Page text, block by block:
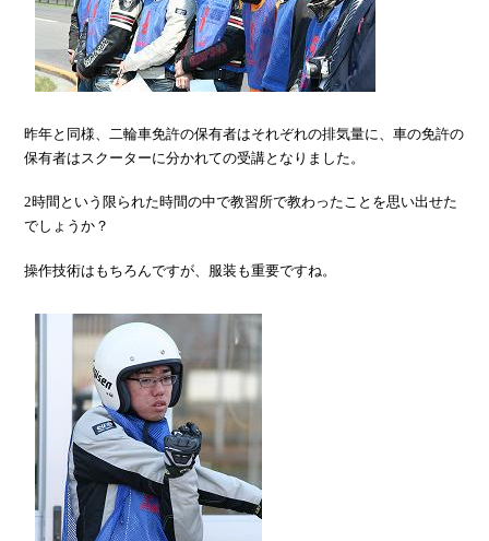
昨年と同様、二輪車免許の保有者はそれぞれの排気量に、車の免許の
保有者はスクーターに分かれての受講となりました。
2時間という限られた時間の中で教習所で教わったことを思い出せた
でしょうか？
操作技術はもちろんですが、服装も重要ですね。